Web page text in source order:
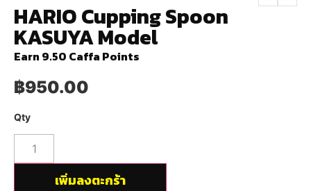
HARIO Cupping Spoon
KASUYA Model
Earn 9.50 Caffa Points
฿950.00
เพิ่มลงตะกร้า